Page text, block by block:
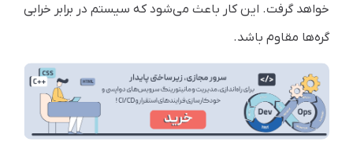
خواهد گرفت. این کار باعث می‌شود که سیستم در برابر خرابی
گره‌ها مقاوم باشد.